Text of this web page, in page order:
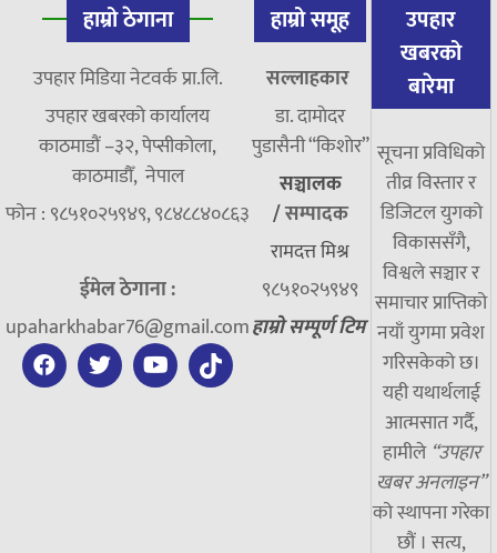
हाम्रो ठेगाना
उपहार मिडिया नेटवर्क प्रा.लि.
उपहार खबरको कार्यालय
काठमाडौं –३२, पेप्सीकोला,
काठमाडौँ, नेपाल
फोन : ९८५१०२५९४९, ९८४८८४०८६३
ईमेल ठेगाना :
upaharkhabar76@gmail.com
हाम्रो समूह
सल्लाहकार
डा. दामाेदर
पुडासैनी “किशाेर”
सञ्चालक
/सम्पादक
रामदत्त मिश्र
९८५१०२५९४९
हाम्रो सम्पूर्ण टिम
उपहार
खबरको
बारेमा
सूचना प्रविधिको
तीव्र विस्तार र
डिजिटल युगको
विकाससँगै,
विश्वले सञ्चार र
समाचार प्राप्तिको
नयाँ युगमा प्रवेश
गरिसकेको छ।
यही यथार्थलाई
आत्मसात गर्दै,
हामीले “उपहार
खबर अनलाइन”
को स्थापना गरेका
छौं । सत्य,